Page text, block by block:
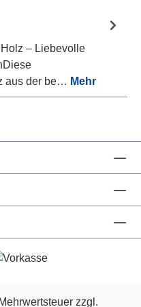
– Liebevolle
aus der be… Mehr
zzgl.